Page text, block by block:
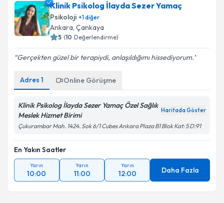
Klinik Psikolog İlayda Sezer Yamaç
Psikoloji +1diğer
Ankara, Çankaya
5 (10 Değerlendirme)
Gerçekten güzel bir terapiydi, anlaşıldığımı hissediyorum.
Adres 1 Online Görüşme
Klinik Psikolog İlayda Sezer Yamaç Özel Sağlık
Meslek Hizmet Birimi
Haritada Göster
Çukurambar Mah. 1424. Sok 6/1 Cubes Ankara Plaza B1 Blok Kat: 5 D:91
En Yakın Saatler
Yarın
10:00
Yarın
11:00
Yarın
12:00 Daha Fazla